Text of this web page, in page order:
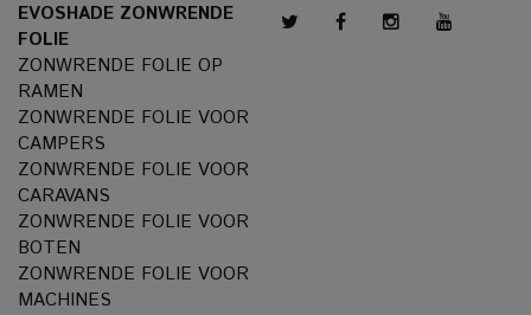
EVOSHADE ZONWRENDE
FOLIE
ZONWRENDE FOLIE OP
RAMEN
ZONWRENDE FOLIE VOOR
CAMPERS
ZONWRENDE FOLIE VOOR
CARAVANS
ZONWRENDE FOLIE VOOR
BOTEN
ZONWRENDE FOLIE VOOR
MACHINES